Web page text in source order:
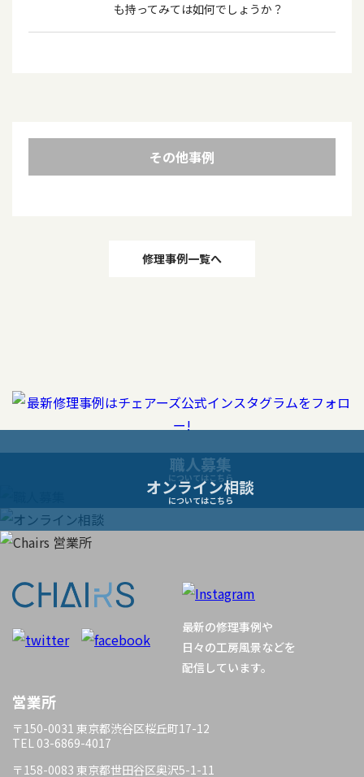
も持ってみては如何でしょうか？
その他事例
ゲ
ー
シ
ョ
ン
修理事例一覧へ
職人募集
についてはこちら
オンライン相談
についてはこちら
最新の修理事例や
日々の工房風景などを
配信しています。
営業所
〒150-0031 東京都渋谷区桜丘町17-12
TEL 03-6869-4017
〒158-0083 東京都世田谷区奥沢5-1-11